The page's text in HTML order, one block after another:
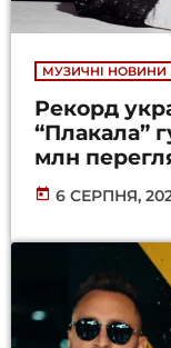
МУЗИЧНІ НОВИНИ
Рекорд
“Плакала”
млн
today 6 СЕРПНЯ,